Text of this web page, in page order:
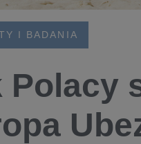
I BADANIA
Polacy